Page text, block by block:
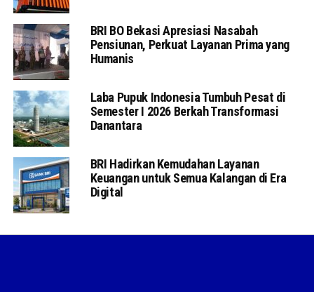
BRI BO Bekasi Apresiasi Nasabah
Pensiunan, Perkuat Layanan Prima yang
Humanis
Laba Pupuk Indonesia Tumbuh Pesat di
Semester I 2026 Berkah Transformasi
Danantara
BRI Hadirkan Kemudahan Layanan
Keuangan untuk Semua Kalangan di Era
Digital